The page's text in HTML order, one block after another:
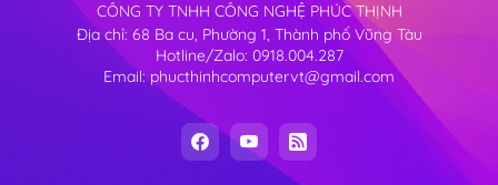
CÔNG TY TNHH CÔNG NGHỆ PHÚC THỊNH
Địa chỉ: 68 Ba cu, Phường 1, Thành phố Vũng Tàu
Hotline/Zalo: 0918.004.287
Email: phucthinhcomputervt@gmail.com